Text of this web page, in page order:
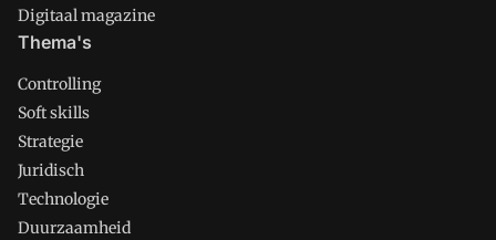
Digitaal magazine
Thema's
Controlling
Soft skills
Strategie
Juridisch
Technologie
Duurzaamheid